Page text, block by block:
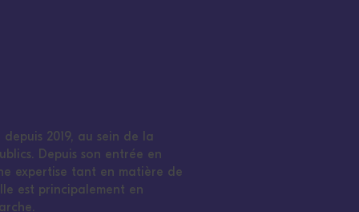
2019, au sein de la
Depuis son entrée en
expertise tant en matière de
est principalement en